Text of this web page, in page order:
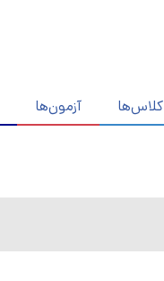
کلاس‌ها آزمون‌ها